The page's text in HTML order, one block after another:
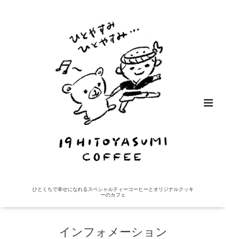
ひとくちで幸せになれるスペシャルティーコーヒーとオリジナルクッキ
ーのカフェ
インフォメーション